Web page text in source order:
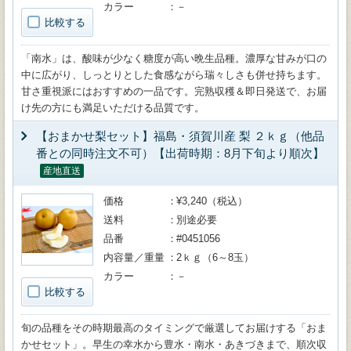
比較する
カラー
－
「南水」は、酸味が少なく糖度が高い晩生品種。濃厚な甘みが口の
中に広がり、しっとりとした食感ながら瑞々しさも併せ持ちます。
甘さ重視派にはおすすめの一品です。完熟収穫＆即日発送で、お届
け先の方にも満足いただける品質です。
【おまかせ梨セット】福島・須賀川産 梨 ２ｋｇ（他品
番との同時注文不可）【出荷時期：8月下旬より順次】
産地直送
比較する
価格
¥3,240（税込）
送料
別途必要
品番
#0451056
内容量／重量
2ｋｇ（6～8玉）
カラー
－
旬の品種をその時期最高のタイミングで厳選してお届けする「おま
かせセット」。早生の幸水から豊水・南水・あきづきまで、順次収